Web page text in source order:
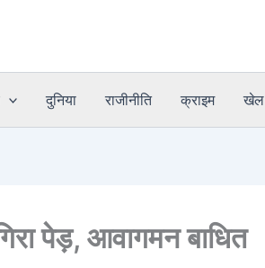
दुनिया राजीनीति क्राइम खेल
पेड़, आवागमन बाधित